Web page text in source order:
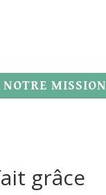
NOTRE MISSION
grâce